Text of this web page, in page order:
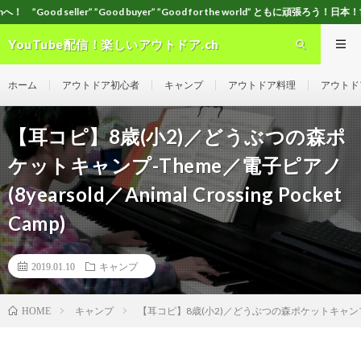
buyer” ”Good for the world” ともに頑張ろう！日本！世界！
YouTube配信！楽しいアウトドア.ch
ホーム アウトドア初心者 キャンプ アウトドア料理 アウト
【耳コピ】8歳(小2)／どうぶつの森ポ
ケットキャンプ-Theme／電子ピアノ
(8yearsold／Animal Crossing Pocket
Camp)
2019.01.10 キャンプ
HOME キャンプ 【耳コピ】8歳(小2)／どうぶつの森ポケットキャ